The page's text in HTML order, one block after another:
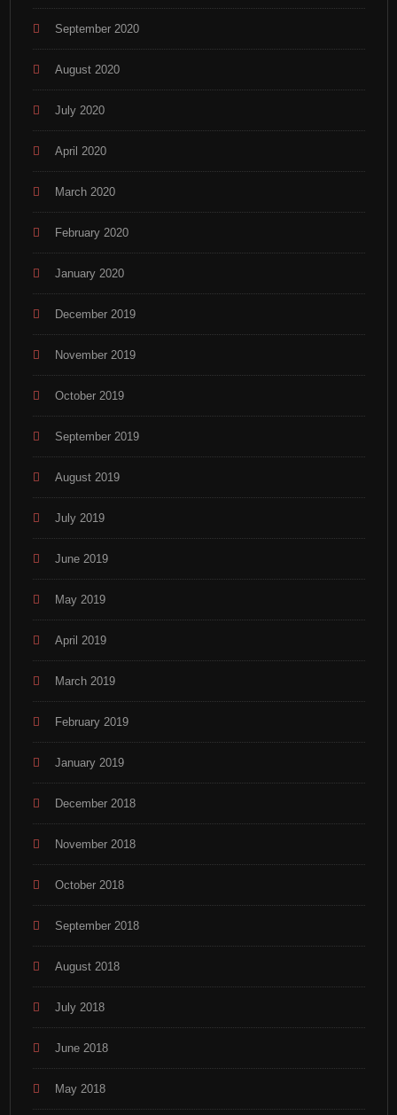
September 2020
August 2020
July 2020
April 2020
March 2020
February 2020
January 2020
December 2019
November 2019
October 2019
September 2019
August 2019
July 2019
June 2019
May 2019
April 2019
March 2019
February 2019
January 2019
December 2018
November 2018
October 2018
September 2018
August 2018
July 2018
June 2018
May 2018